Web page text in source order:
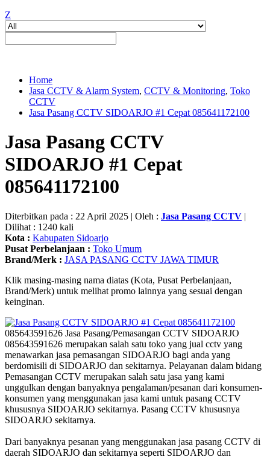
Z
Home
Jasa CCTV & Alarm System, CCTV & Monitoring, Toko
CCTV
Jasa Pasang CCTV SIDOARJO #1 Cepat 085641172100
Jasa Pasang CCTV
SIDOARJO #1 Cepat
085641172100
Diterbitkan pada : 22 April 2025 | Oleh : Jasa Pasang CCTV |
Dilihat : 1240 kali
Kota : Kabupaten Sidoarjo
Pusat Perbelanjaan : Toko Umum
Brand/Merk : JASA PASANG CCTV JAWA TIMUR
Klik masing-masing nama diatas (Kota, Pusat Perbelanjaan,
Brand/Merk) untuk melihat promo lainnya yang sesuai dengan
keinginan.
085643591626 Jasa Pasang/Pemasangan CCTV SIDOARJO
085643591626 merupakan salah satu toko yang jual cctv yang
menawarkan jasa pemasangan SIDOARJO bagi anda yang
berdomisili di SIDOARJO dan sekitarnya. Pelayanan dalam bidang
Pemasangan CCTV merupakan salah satu jasa yang kami
unggulkan dengan banyaknya pengalaman/pesanan dari konsumen-
konsumen yang menggunakan jasa kami untuk pasang CCTV
khususnya SIDOARJO sekitarnya. Pasang CCTV khususnya
SIDOARJO sekitarnya.
Dari banyaknya pesanan yang menggunakan jasa pasang CCTV di
daerah SIDOARJO dan sekitarnya seperti SIDOARJO dan